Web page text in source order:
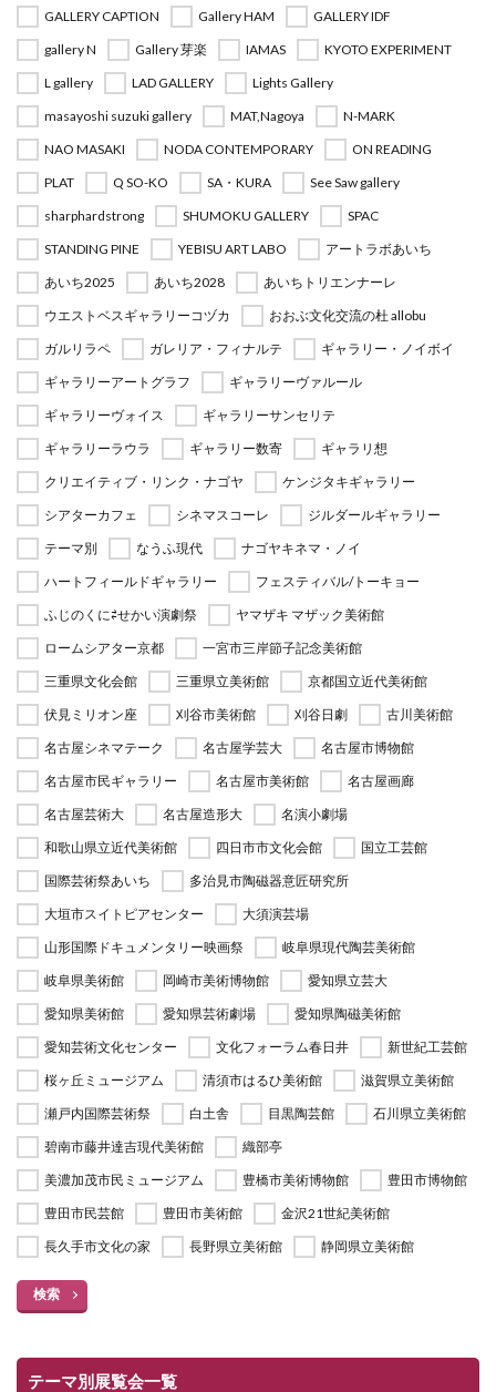
GALLERY CAPTION
Gallery HAM
GALLERY IDF
gallery N
Gallery 芽楽 IAMAS
KYOTO EXPERIMENT
L gallery
LAD GALLERY
Lights Gallery
masayoshi suzuki gallery
MAT,Nagoya
N-MARK
NAO MASAKI
NODA CONTEMPORARY
ON READING
PLAT
Q SO-KO SA・KURA
See Saw gallery
sharphardstrong
SHUMOKU GALLERY
SPAC
STANDING PINE
YEBISU ART LABO
アートラボあいち
あいち2025
あいち2028
あいちトリエンナーレ
ウエストベスギャラリーコヅカ
おおぶ文化交流の杜 allobu
ガルリラペ
ガレリア・フィナルテ
ギャラリー・ノイボイ
ギャラリーアートグラフ
ギャラリーヴァルール
ギャラリーヴォイス
ギャラリーサンセリテ
ギャラリーラウラ
ギャラリー数寄
ギャラリ想
クリエイティブ・リンク・ナゴヤ
ケンジタキギャラリー
シアターカフェ
シネマスコーレ
ジルダールギャラリー
テーマ別
なうふ現代
ナゴヤキネマ・ノイ
ハートフィールドギャラリー
フェスティバル/トーキョー
ふじのくに⇄せかい演劇祭
ヤマザキ マザック美術館
ロームシアター京都
一宮市三岸節子記念美術館
三重県文化会館
三重県立美術館
京都国立近代美術館
伏見ミリオン座
刈谷市美術館 刈谷日劇
古川美術館
名古屋シネマテーク
名古屋学芸大
名古屋市博物館
名古屋市民ギャラリー
名古屋市美術館
名古屋画廊
名古屋芸術大
名古屋造形大
名演小劇場
和歌山県立近代美術館
四日市市文化会館
国立工芸館
国際芸術祭あいち
多治見市陶磁器意匠研究所
大垣市スイトピアセンター
大須演芸場
山形国際ドキュメンタリー映画祭
岐阜県現代陶芸美術館
岐阜県美術館
岡崎市美術博物館
愛知県立芸大
愛知県美術館
愛知県芸術劇場
愛知県陶磁美術館
愛知芸術文化センター
文化フォーラム春日井
新世紀工芸館
桜ヶ丘ミュージアム
清須市はるひ美術館
滋賀県立美術館
瀬戸内国際芸術祭
白土舎 目黒陶芸館
石川県立美術館
碧南市藤井達吉現代美術館
織部亭
美濃加茂市民ミュージアム
豊橋市美術博物館
豊田市博物館
豊田市民芸館
豊田市美術館
金沢21世紀美術館
長久手市文化の家
長野県立美術館 静岡県立美術館
検索
テーマ別展覧会一覧